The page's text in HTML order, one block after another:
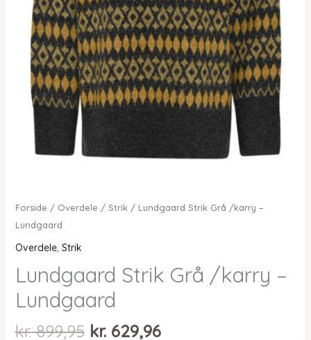
Forside / Overdele / Strik / Lundgaard Strik Grå /karry –
Lundgaard
Overdele, Strik
Lundgaard Strik Grå /karry –
Lundgaard
kr.899,95 Den
kr.629,96Den